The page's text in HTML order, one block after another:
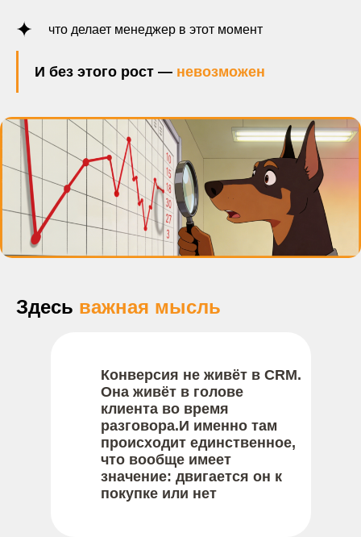
что делает менеджер в этот момент
И без этого рост — невозможен
Здесь важная мысль
Конверсия не живёт в CRM.
Она живёт в голове
клиента во время
разговора.И именно там
происходит единственное,
что вообще имеет
значение: двигается он к
покупке или нет